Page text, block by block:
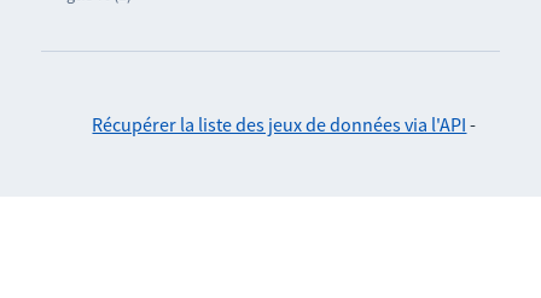
Récupérer la liste des jeux de données via l'API -